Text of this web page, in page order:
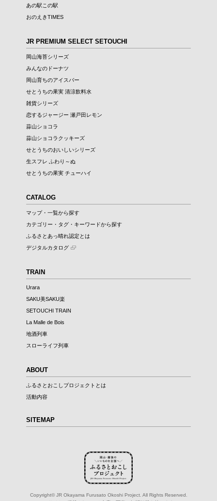
あの駅この駅
おのえきTIMES
JR PREMIUM SELECT SETOUCHI
岡山海苔シリーズ
みんなのドーナツ
岡山育ちのアイスバー
せとうちの果実 清涼飲料水
雑貨シリーズ
恋するジャージー 瀬戸田レモン
蒜山ショコラ
蒜山ショコラクッキーズ
せとうちのおいしいシリーズ
生スフレ ふわり～ぬ
せとうちの果実 チューハイ
CATALOG
マップ・一覧から探す
カテゴリー・タグ・キーワードから探す
ふるさとあっ晴れ認定とは
デジタルカタログ
TRAIN
Urara
SAKU美SAKU楽
SETOUCHI TRAIN
La Malle de Bois
地酒列車
スローライフ列車
ABOUT
ふるさとおこしプロジェクトとは
活動内容
SITEMAP
Copyright© JR Okayama Furusato Okoshi Project. All Rights Reserved.